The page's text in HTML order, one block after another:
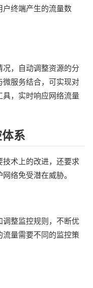
户终端产生的流量数
，自动调整资源的分
服务结合，可实现对
，实时响应网络流量
系
术上的改进，还要求
络免受潜在威胁。
整监控规则，不断优
量需要不同的监控策